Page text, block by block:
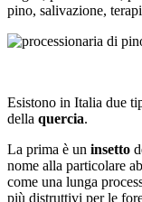
pino, salivazione,
Esistono in Italia due
della quercia.
La prima è un insetto
nome alla particolare
come una lunga
più distruttivi per le